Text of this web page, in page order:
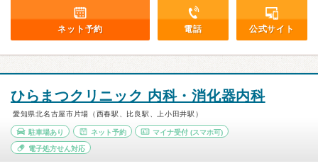
ネット予約 電話 公式サイト
ひらまつクリニック 内科・消化器内科
愛知県北名古屋市片場（西春駅、比良駅、上小田井駅）
駐車場あり ネット予約 マイナ受付 (スマホ可)
電子処方せん対応